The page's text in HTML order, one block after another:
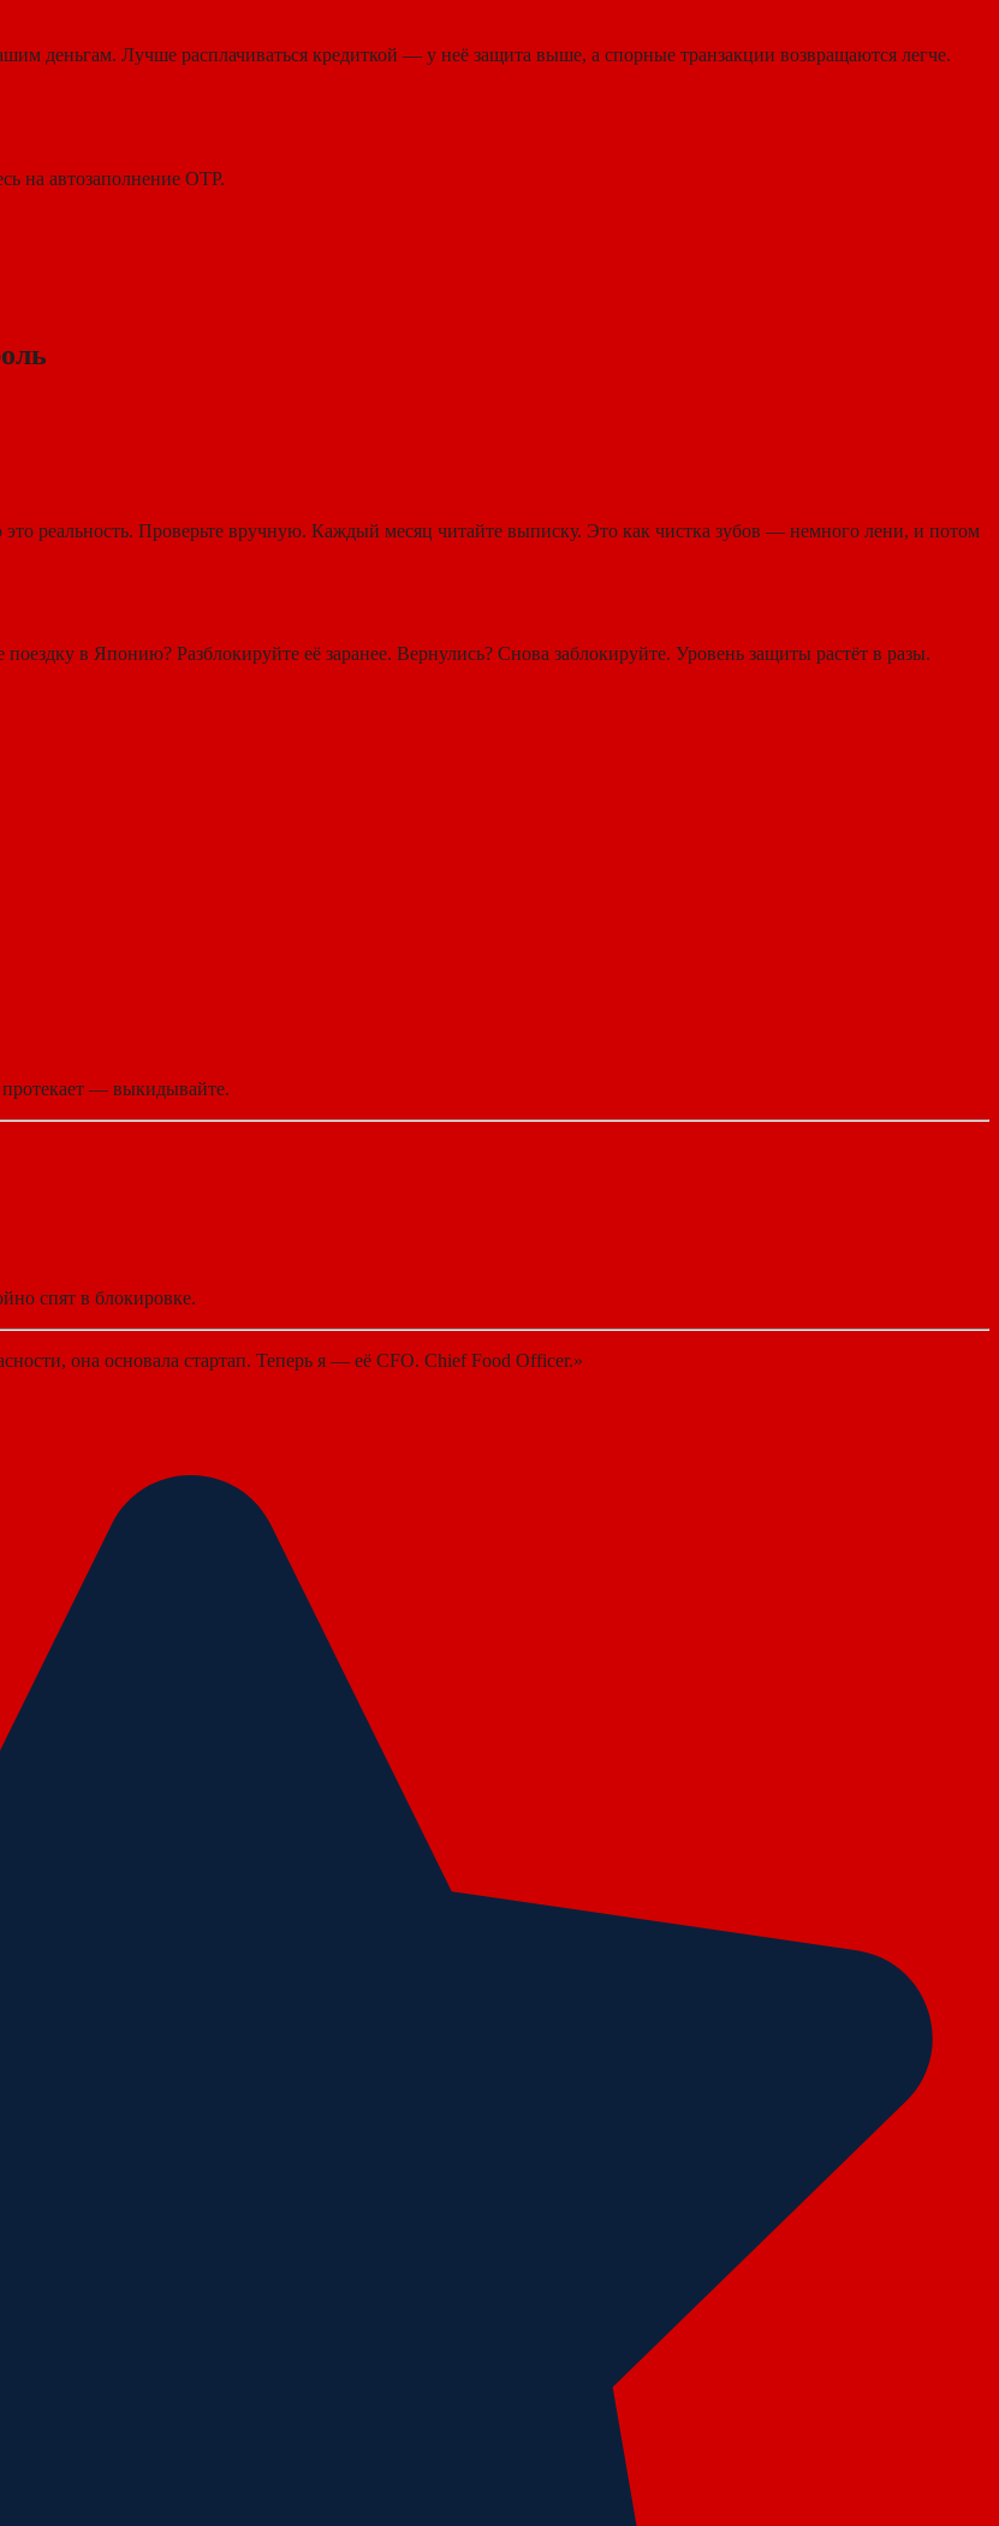
деньгам. Лучше расплачиваться кредиткой — у неё защита выше, а спорные транзакции возвращаются легче.
на автозаполнение OTP.
реальность. Проверьте вручную. Каждый месяц читайте выписку. Это как чистка зубов — немного лени, и потом
в Японию? Разблокируйте её заранее. Вернулись? Снова заблокируйте. Уровень защиты растёт в разы.
— выкидывайте.
спят в блокировке.
она основала стартап. Теперь я — её CFO. Chief Food Officer.»